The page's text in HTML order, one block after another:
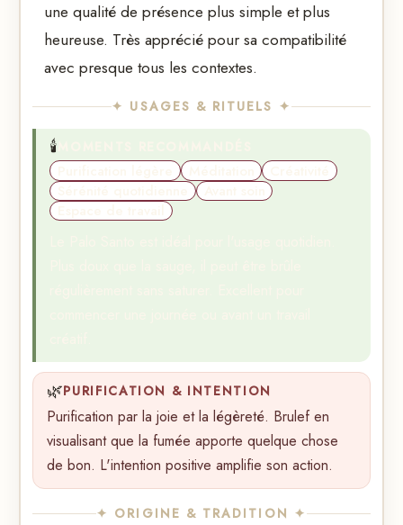
une qualité de présence plus simple et plus
heureuse. Très apprécié pour sa compatibilité
avec presque tous les contextes.
✦ USAGES & RITUELS ✦
🕯️
🌿PURIFICATION & INTENTION
Purification par la joie et la légèreté. Brulef en
visualisant que la fumée apporte quelque chose
de bon. L'intention positive amplifie son action.
✦ ORIGINE & TRADITION ✦